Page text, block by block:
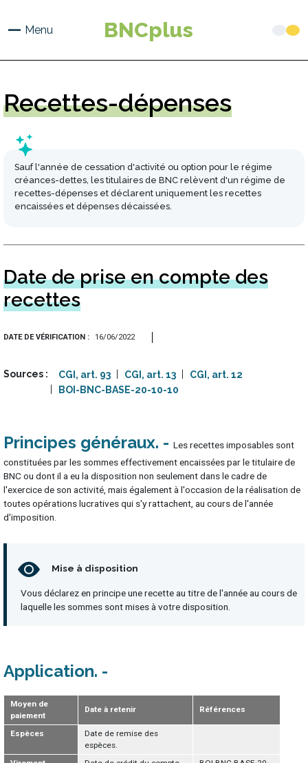
principal
Menu BNCplus
Recettes-dépenses
Sauf l'année de cessation d'activité ou option pour le régime
créances-dettes, les titulaires de BNC relèvent d'un régime de
recettes-dépenses et déclarent uniquement les recettes
encaissées et dépenses décaissées.
Date de prise en compte des
recettes
DATE DE VÉRIFICATION 16/06/2022
Sources CGI, art. 93 CGI, art. 13
CGI, art. 12
BOI-BNC-BASE-20-10-10
Principes généraux
Les recettes imposables sont
constituées par les sommes effectivement encaissées par le titulaire de
BNC ou dont il a eu la disposition non seulement dans le cadre de
l'exercice de son activité, mais également à l'occasion de la réalisation de
toutes opérations lucratives qui s'y rattachent, au cours de l'année
d'imposition.
Mise à disposition
Vous déclarez en principe une recette au titre de l'année au cours de
laquelle les sommes sont mises à votre disposition.
Application
Moyen de
paiement
Date à retenir Références
Espèces
Date de remise des
espèces.